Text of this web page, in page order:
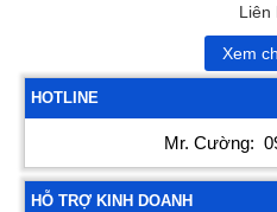
Liên
Xem
HOTLINE
Mr. Cường:
HỖ TRỢ KINH DOANH